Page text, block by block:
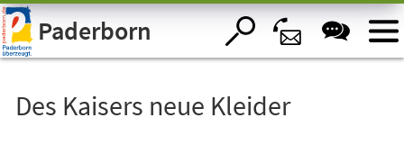
Visuelle
Assistenzsoftware
öffnen.Paderborn
Des Kaisers neue Kleider